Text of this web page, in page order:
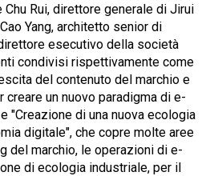
Rui, direttore generale di Jirui
Yang, architetto senior di
esecutivo della società
condivisi rispettivamente come
del contenuto del marchio e
creare un nuovo paradigma di e-
"Creazione di una nuova ecologia
digitale", che copre molte aree
del marchio, le operazioni di e-
di ecologia industriale, per il